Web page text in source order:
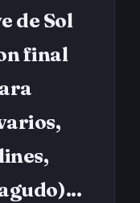
de Sol
final